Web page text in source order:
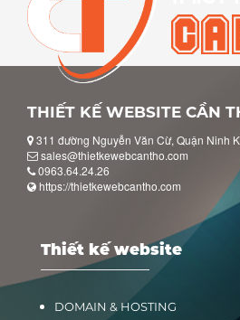
THIẾT KẾ WEBSITE CẦN
311 đường Nguyễn Văn Cừ, Quận Ninh
sales@thietkewebcantho.com
0963.64.24.26
https://thietkewebcantho.com
Thiết kế website
DOMAIN & HOSTING